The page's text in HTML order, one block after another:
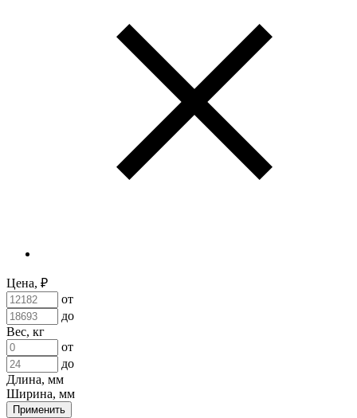
Цена, ₽
от
до
Вес, кг
от
до
Длина, мм
Ширина, мм
Применить